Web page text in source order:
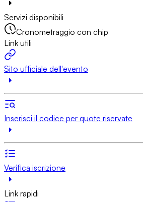
Servizi disponibili
Cronometraggio con chip
Link utili
Sito ufficiale dell'evento
Inserisci il codice per quote riservate
Verifica iscrizione
Link rapidi